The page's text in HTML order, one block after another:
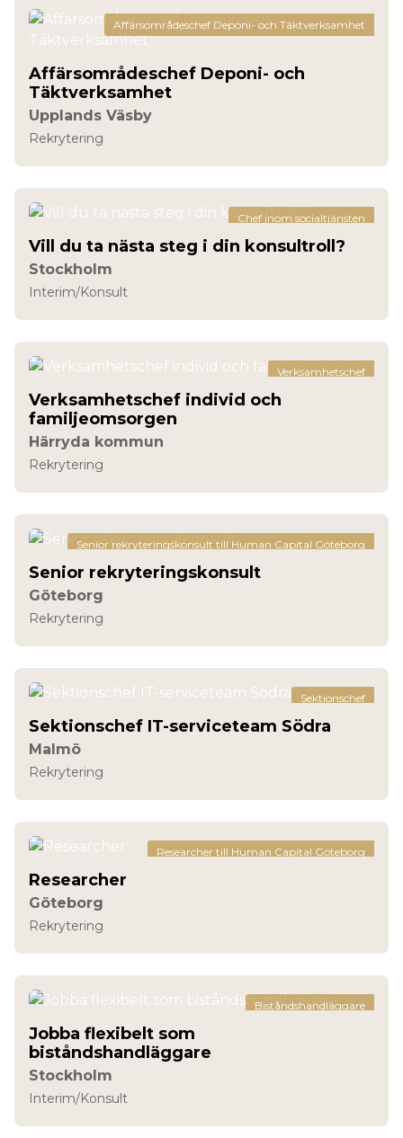
Affärsområdeschef Deponi- och Täktverksamhet
Affärsområdeschef Deponi- och
Täktverksamhet
Upplands Väsby
Rekrytering
Chef inom socialtjänsten
Vill du ta nästa steg i din konsultroll?
Stockholm
Interim/Konsult
Verksamhetschef
Verksamhetschef individ och
familjeomsorgen
Härryda kommun
Rekrytering
Senior rekryteringskonsult till Human Capital Göteborg
Senior rekryteringskonsult
Göteborg
Rekrytering
Sektionschef
Sektionschef IT-serviceteam Södra
Malmö
Rekrytering
Researcher till Human Capital Göteborg
Researcher
Göteborg
Rekrytering
Biståndshandläggare
Jobba flexibelt som
biståndshandläggare
Stockholm
Interim/Konsult